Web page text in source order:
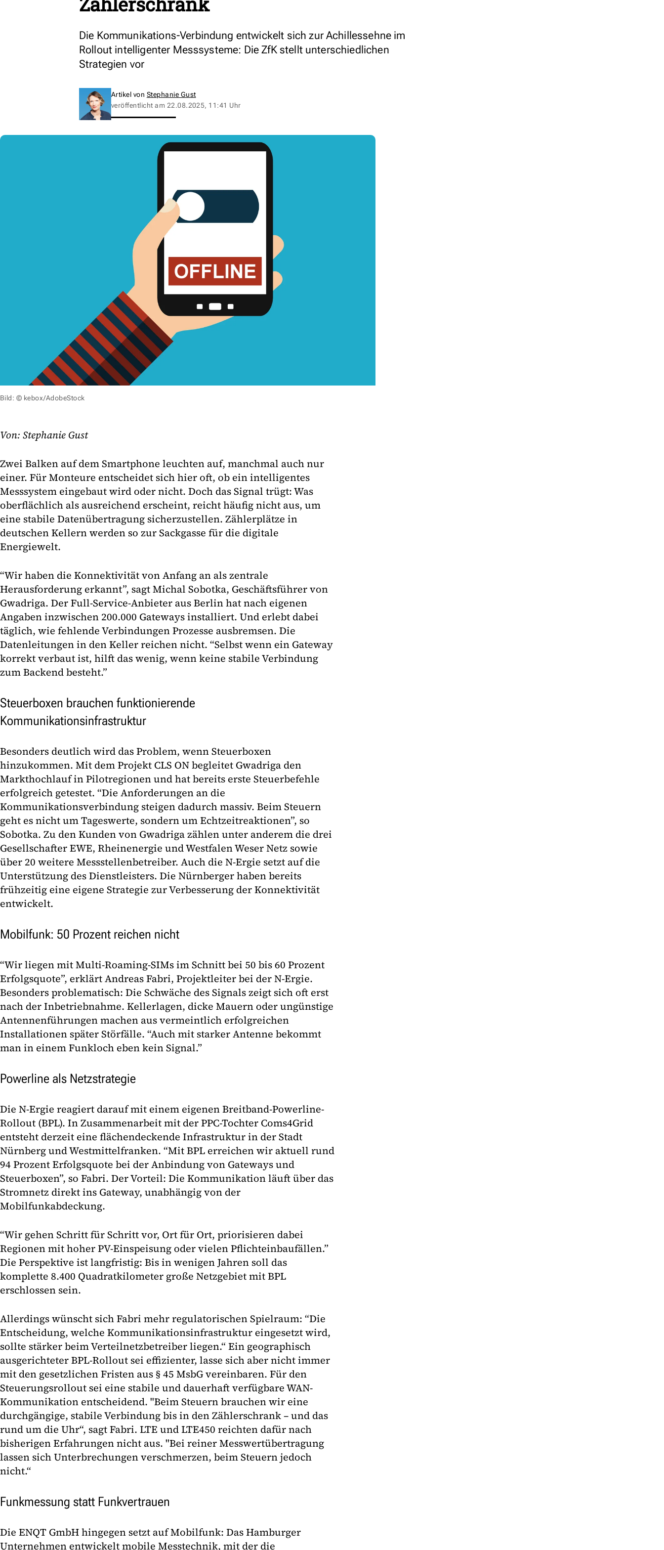
Die Kommunikations-Verbindung entwickelt sich zur Achillessehne im
Rollout intelligenter Messsysteme: Die ZfK stellt unterschiedlichen
Strategien vor
Artikel von Stephanie Gust
veröffentlicht am 22.08.2025, 11:41 Uhr
Bild: © kebox/AdobeStock
Von: Stephanie Gust
Zwei Balken auf dem Smartphone leuchten auf, manchmal auch nur
einer. Für Monteure entscheidet sich hier oft, ob ein intelligentes
Messsystem eingebaut wird oder nicht. Doch das Signal trügt: Was
oberflächlich als ausreichend erscheint, reicht häufig nicht aus, um
eine stabile Datenübertragung sicherzustellen. Zählerplätze in
deutschen Kellern werden so zur Sackgasse für die digitale
Energiewelt.
“Wir haben die Konnektivität von Anfang an als zentrale
Herausforderung erkannt”, sagt Michal Sobotka, Geschäftsführer von
Gwadriga. Der Full-Service-Anbieter aus Berlin hat nach eigenen
Angaben inzwischen 200.000 Gateways installiert. Und erlebt dabei
täglich, wie fehlende Verbindungen Prozesse ausbremsen. Die
Datenleitungen in den Keller reichen nicht. “Selbst wenn ein Gateway
korrekt verbaut ist, hilft das wenig, wenn keine stabile Verbindung
zum Backend besteht.”
Steuerboxen brauchen funktionierende
Kommunikationsinfrastruktur
Besonders deutlich wird das Problem, wenn Steuerboxen
hinzukommen. Mit dem Projekt CLS ON begleitet Gwadriga den
Markthochlauf in Pilotregionen und hat bereits erste Steuerbefehle
erfolgreich getestet. “Die Anforderungen an die
Kommunikationsverbindung steigen dadurch massiv. Beim Steuern
geht es nicht um Tageswerte, sondern um Echtzeitreaktionen”, so
Sobotka. Zu den Kunden von Gwadriga zählen unter anderem die drei
Gesellschafter EWE, Rheinenergie und Westfalen Weser Netz sowie
über 20 weitere Messstellenbetreiber. Auch die N-Ergie setzt auf die
Unterstützung des Dienstleisters. Die Nürnberger haben bereits
frühzeitig eine eigene Strategie zur Verbesserung der Konnektivität
entwickelt.
Mobilfunk: 50 Prozent reichen nicht
“Wir liegen mit Multi-Roaming-SIMs im Schnitt bei 50 bis 60 Prozent
Erfolgsquote”, erklärt Andreas Fabri, Projektleiter bei der N-Ergie.
Besonders problematisch: Die Schwäche des Signals zeigt sich oft erst
nach der Inbetriebnahme. Kellerlagen, dicke Mauern oder ungünstige
Antennenführungen machen aus vermeintlich erfolgreichen
Installationen später Störfälle. “Auch mit starker Antenne bekommt
man in einem Funkloch eben kein Signal.”
Powerline als Netzstrategie
Die N-Ergie reagiert darauf mit einem eigenen Breitband-Powerline-
Rollout (BPL). In Zusammenarbeit mit der PPC-Tochter Coms4Grid
entsteht derzeit eine flächendeckende Infrastruktur in der Stadt
Nürnberg und Westmittelfranken. “Mit BPL erreichen wir aktuell rund
94 Prozent Erfolgsquote bei der Anbindung von Gateways und
Steuerboxen”, so Fabri. Der Vorteil: Die Kommunikation läuft über das
Stromnetz direkt ins Gateway, unabhängig von der
Mobilfunkabdeckung.
“Wir gehen Schritt für Schritt vor, Ort für Ort, priorisieren dabei
Regionen mit hoher PV-Einspeisung oder vielen Pflichteinbaufällen.”
Die Perspektive ist langfristig: Bis in wenigen Jahren soll das
komplette 8.400 Quadratkilometer große Netzgebiet mit BPL
erschlossen sein.
Allerdings wünscht sich Fabri mehr regulatorischen Spielraum: “Die
Entscheidung, welche Kommunikationsinfrastruktur eingesetzt wird,
sollte stärker beim Verteilnetzbetreiber liegen.“ Ein geographisch
ausgerichteter BPL-Rollout sei effizienter, lasse sich aber nicht immer
mit den gesetzlichen Fristen aus § 45 MsbG vereinbaren. Für den
Steuerungsrollout sei eine stabile und dauerhaft verfügbare WAN-
Kommunikation entscheidend. "Beim Steuern brauchen wir eine
durchgängige, stabile Verbindung bis in den Zählerschrank – und das
rund um die Uhr“, sagt Fabri. LTE und LTE450 reichten dafür nach
bisherigen Erfahrungen nicht aus. "Bei reiner Messwertübertragung
lassen sich Unterbrechungen verschmerzen, beim Steuern jedoch
nicht.“
Funkmessung statt Funkvertrauen
Die ENQT GmbH hingegen setzt auf Mobilfunk: Das Hamburger
Unternehmen entwickelt mobile Messtechnik, mit der die